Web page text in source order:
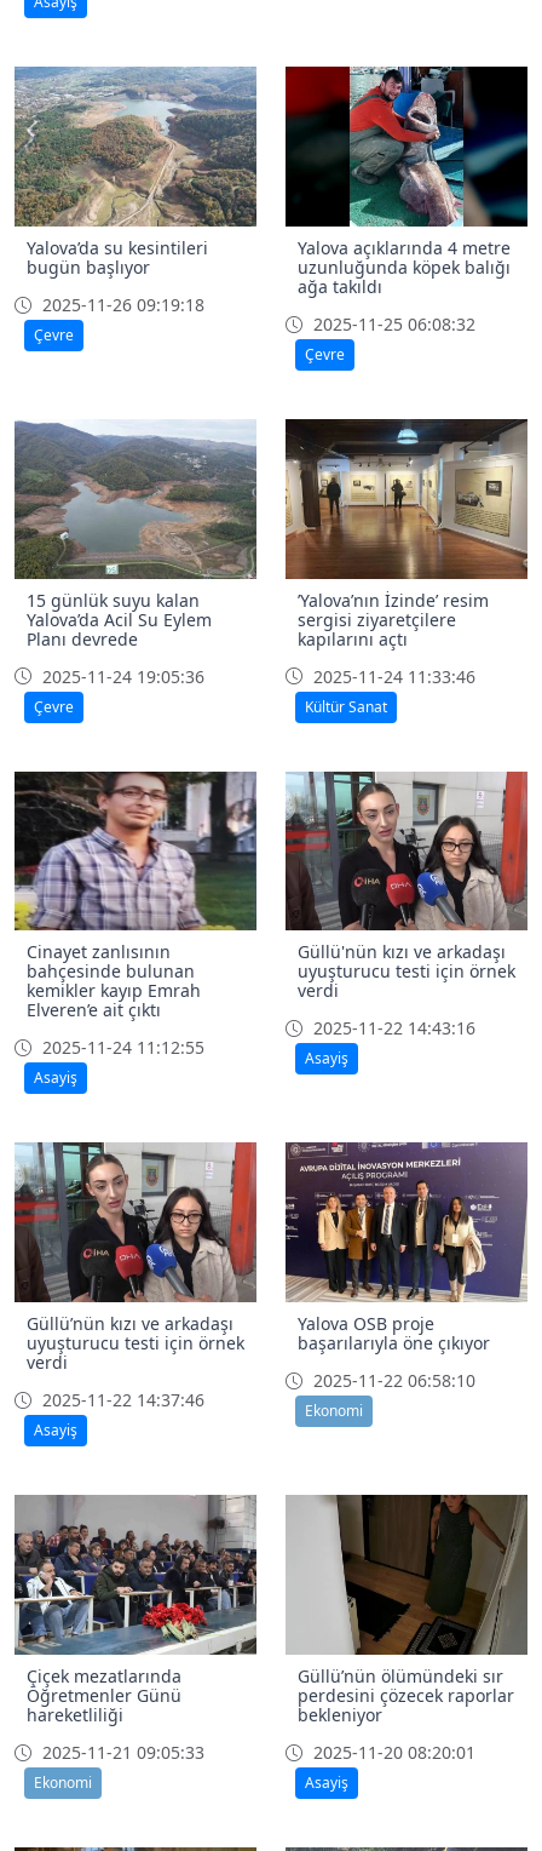
Yalova’da su kesintileri
bugün başlıyor
2025-11-26 09:19:18
Çevre
Yalova açıklarında 4 metre
uzunluğunda köpek balığı
ağa takıldı
2025-11-25 06:08:32
Çevre
15 günlük suyu kalan
Yalova’da Acil Su Eylem
Planı devrede
2025-11-24 19:05:36
Çevre
’Yalova’nın İzinde’ resim
sergisi ziyaretçilere
kapılarını açtı
2025-11-24 11:33:46
Kültür Sanat
Cinayet zanlısının
bahçesinde bulunan
kemikler kayıp Emrah
Elveren’e ait çıktı
2025-11-24 11:12:55
Asayiş
Güllü'nün kızı ve arkadaşı
uyuşturucu testi için örnek
verdi
2025-11-22 14:43:16
Asayiş
Güllü’nün kızı ve arkadaşı
uyuşturucu testi için örnek
verdi
2025-11-22 14:37:46
Asayiş
Yalova OSB proje
başarılarıyla öne çıkıyor
2025-11-22 06:58:10
Ekonomi
Çiçek mezatlarında
Öğretmenler Günü
hareketliliği
2025-11-21 09:05:33
Ekonomi
Güllü’nün ölümündeki sır
perdesini çözecek raporlar
bekleniyor
2025-11-20 08:20:01
Asayiş